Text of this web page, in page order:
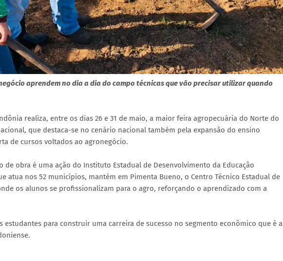
aprendem no dia a dia do campo técnicas que vão precisar utilizar quando
realiza, entre os dias 26 e 31 de maio, a maior feira agropecuária do Norte do
que destaca-se no cenário nacional também pela expansão do ensino
de cursos voltados ao agronegócio.
de obra é uma ação do Instituto Estadual de Desenvolvimento da Educação
atua nos 52 municípios, mantém em Pimenta Bueno, o Centro Técnico Estadual de
os alunos se profissionalizam para o agro, reforçando o aprendizado com a
estudantes para construir uma carreira de sucesso no segmento econômico que é a